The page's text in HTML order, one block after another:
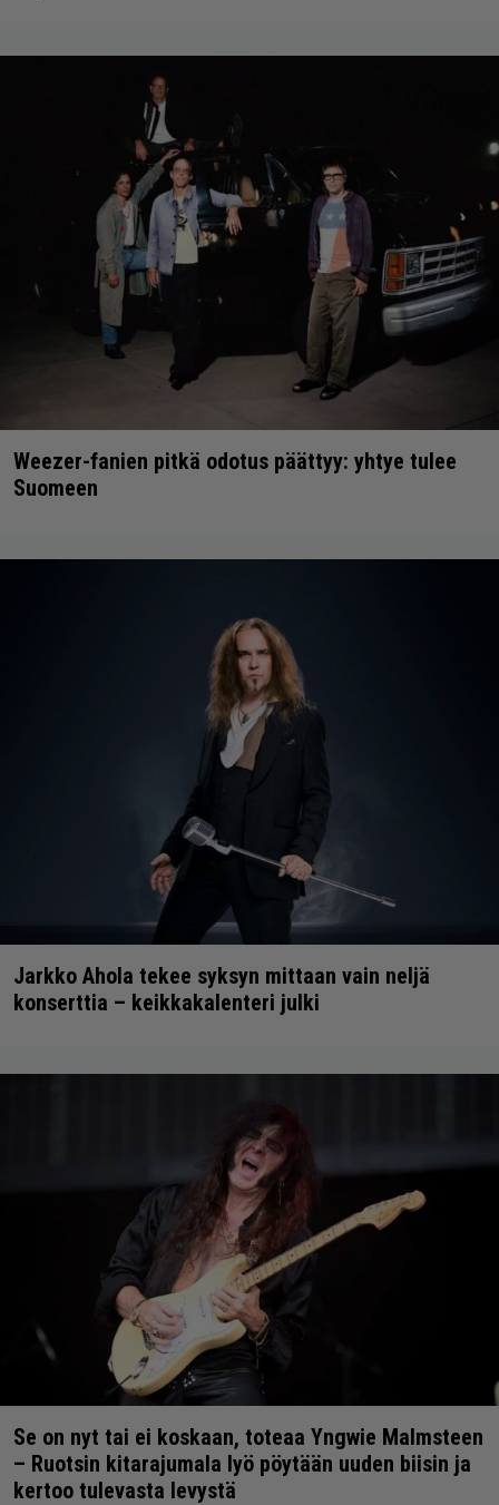
Weezer-fanien pitkä odotus päättyy: yhtye tulee
Suomeen
Jarkko Ahola tekee syksyn mittaan vain neljä
konserttia – keikkakalenteri julki
Se on nyt tai ei koskaan, toteaa Yngwie Malmsteen
– Ruotsin kitarajumala lyö pöytään uuden biisin ja
kertoo tulevasta levystä